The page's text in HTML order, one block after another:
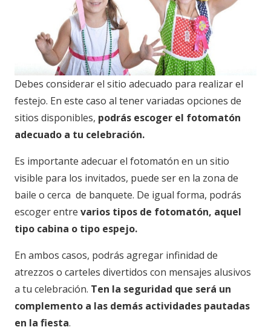
Debes considerar el sitio adecuado para realizar el
festejo. En este caso al tener variadas opciones de
sitios disponibles, podrás escoger el fotomatón
adecuado a tu celebración.
Es importante adecuar el fotomatón en un sitio
visible para los invitados, puede ser en la zona de
baile o cerca de banquete. De igual forma, podrás
escoger entre varios tipos de fotomatón, aquel
tipo cabina o tipo espejo.
En ambos casos, podrás agregar infinidad de
atrezzos o carteles divertidos con mensajes alusivos
a tu celebración. Ten la seguridad que será un
complemento a las demás actividades pautadas
en la fiesta.